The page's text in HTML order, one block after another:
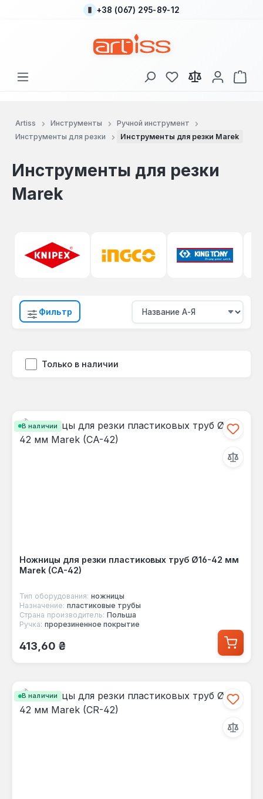
Перейти к основному содержанию
+38 (067) 295-89-12
У вас есть товары
В
Artiss Инструменты
Ручной инструмент
Инструменты для резки
Инструменты для резки Marek
Инструменты для резки
Marek
Фильтр
Только в наличии
В наличии
Ножницы для резки пластиковых труб Ø16-42 мм
Marek (CA-42)
Тип оборудования: ножницы
Назначение: пластиковые трубы
Страна производитель: Польша
Ручка: прорезиненное покрытие
Обычная цена:
413,60 ₴
В наличии